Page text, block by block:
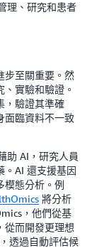
理、研究和患者
步至關重要。然
實驗和驗證。
，驗證其準確
面臨資料不一致
助 AI，研究人員
。AI 還支援基因
模態分析。例
將分析
，他們從基
從而開發更理想
透過自動評估候